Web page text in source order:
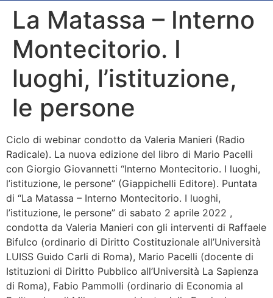
Home
Quelli del Bandolo
Bandolo
Fondazione CERM
Fondazione CERM – Idee
La Matassa – Interno
Montecitorio. I
luoghi, l’istituzione,
le persone
Ciclo di webinar condotto da Valeria Manieri (Radio
Radicale). La nuova edizione del libro di Mario Pacelli
con Giorgio Giovannetti “Interno Montecitorio. I luoghi,
l’istituzione, le persone” (Giappichelli Editore). Puntata
di “La Matassa – Interno Montecitorio. I luoghi,
l’istituzione, le persone” di sabato 2 aprile 2022 ,
condotta da Valeria Manieri con gli interventi di Raffaele
Bifulco (ordinario di Diritto Costituzionale all’Università
LUISS Guido Carli di Roma), Mario Pacelli (docente di
Istituzioni di Diritto Pubblico all’Università La Sapienza
di Roma), Fabio Pammolli (ordinario di Economia al